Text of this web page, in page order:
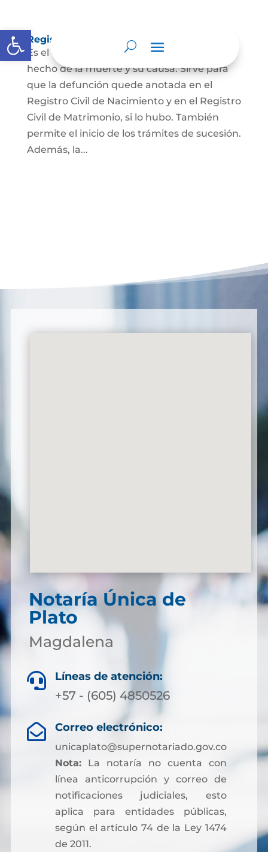
Abrir barra de herramientas
Registro Civil de Defunción
Es el documento público que prueba el
hecho de la muerte y su causa. Sirve para
que la defunción quede anotada en el
Registro Civil de Nacimiento y en el Registro
Civil de Matrimonio, si lo hubo. También
permite el inicio de los trámites de sucesión.
Además, la...
Notaría Única de
Plato
Magdalena
 Líneas de atención:
+57 - (605) 4850526
 Correo electrónico:
unicaplato@supernotariado.gov.co
Nota:La notaría no cuenta con
línea anticorrupción y correo de
notificaciones judiciales, esto
aplica para entidades públicas,
según el artículo 74 de la Ley 1474
de 2011.